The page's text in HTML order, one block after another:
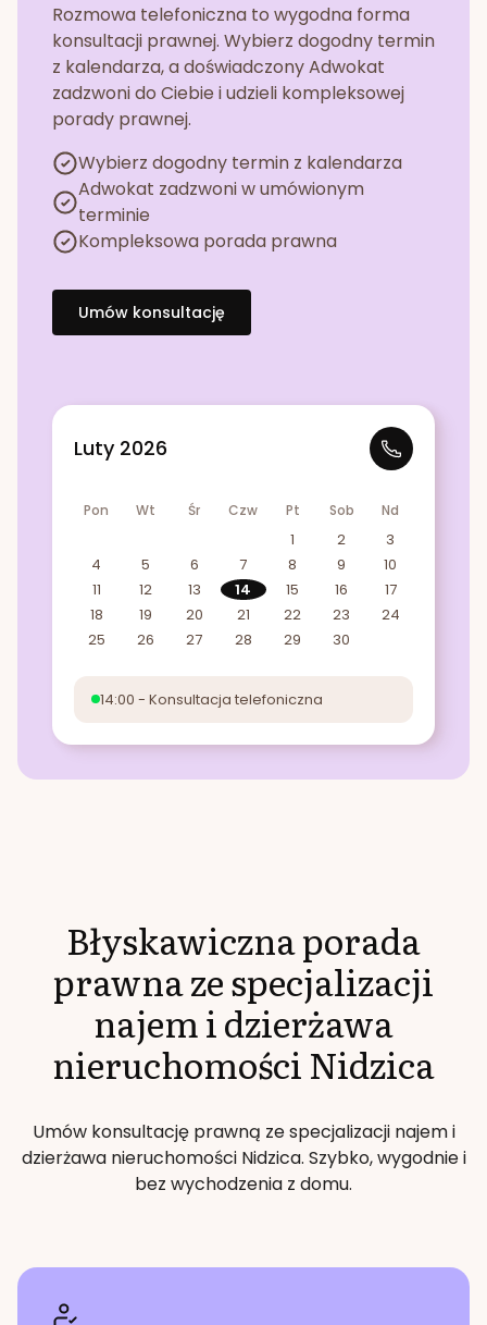
Rozmowa telefoniczna to wygodna forma
konsultacji prawnej. Wybierz dogodny termin
z kalendarza, a doświadczony Adwokat
zadzwoni do Ciebie i udzieli kompleksowej
porady prawnej.
Wybierz dogodny termin z kalendarza
Adwokat zadzwoni w umówionym
terminie
Kompleksowa porada prawna
Umów konsultację
Luty 2026
Pon Wt Śr Czw Pt Sob Nd
1 2
3
4
5 6 7 8 9
10
11
12 13 14 15 16
17
18
19 20 21 22 23
24
25
26 27 28 29 30
14:00 - Konsultacja telefoniczna
Błyskawiczna porada
prawna ze specjalizacji
najem i dzierżawa
nieruchomościNidzica
Umów konsultację prawną ze specjalizacji najem i
dzierżawa nieruchomościNidzica. Szybko, wygodnie i
bez wychodzenia z domu.